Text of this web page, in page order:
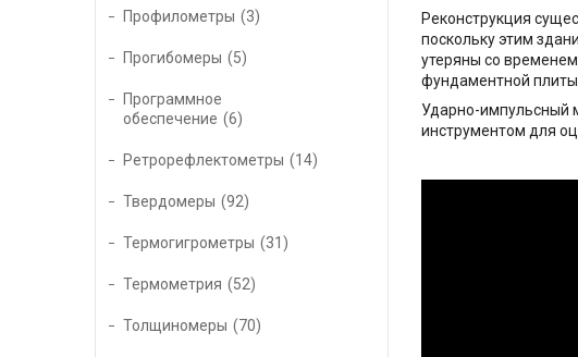
Реконструкция
поскольку этим
утеряны со
фундаментной
Ударно-импульсный
инструментом для
Профилометры 3
Прогибомеры 5
Программное
обеспечение
6
Ретрорефлектометры 14
Твердомеры 92
Термогигрометры 31
Термометрия 52
Толщиномеры 70